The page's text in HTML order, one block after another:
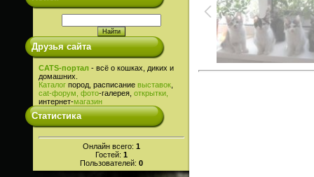
Друзья сайта
CATS-портал - всё о кошках, диких и
домашних.
Каталог пород, расписание выставок
cat-форум, фото-галерея, открытки,
интернет-магазин
Статистика
Онлайн всего: 1
Гостей: 1
Пользователей: 0